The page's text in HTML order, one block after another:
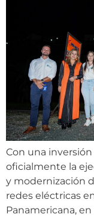
Con una
oficialmente la
y modernización
redes eléctricas
Panamericana,